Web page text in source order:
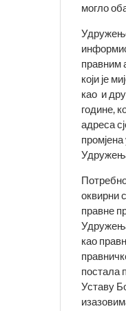
могло
правним
који је
као и
године,
адреса
оквирни
правне
као
постала
Уставу